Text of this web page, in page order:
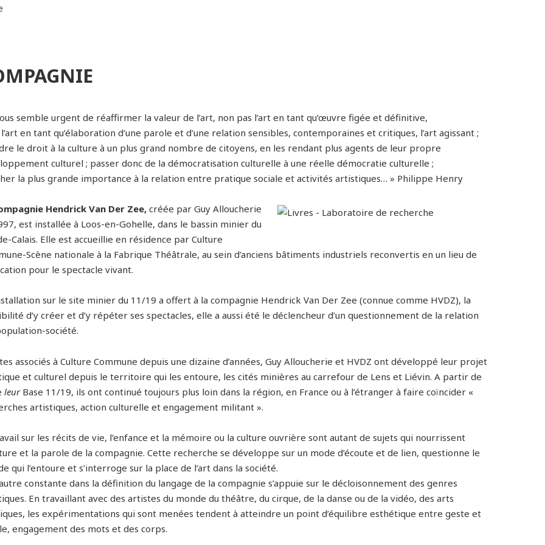
semble urgent de réaffirmer la valeur de l’art, non pas l’art en tant qu’œuvre figée et définitive,
en tant qu’élaboration d’une parole et d’une relation sensibles, contemporaines et critiques, l’art agissant ;
le droit à la culture à un plus grand nombre de citoyens, en les rendant plus agents de leur propre
culturel ; passer donc de la démocratisation culturelle à une réelle démocratie culturelle ;
la plus grande importance à la relation entre pratique sociale et activités artistiques… » Philippe Henry
Hendrick Van Der Zee, créée par Guy Alloucherie
est installée à Loos-en-Gohelle, dans le bassin minier du
Calais. Elle est accueillie en résidence par Culture
Scène nationale à la Fabrique Théâtrale, au sein d’anciens bâtiments industriels reconvertis en un lieu de
pour le spectacle vivant.
sur le site minier du 11/19 a offert à la compagnie Hendrick Van Der Zee (connue comme HVDZ), la
d’y créer et d’y répéter ses spectacles, elle a aussi été le déclencheur d’un questionnement de la relation
société.
associés à Culture Commune depuis une dizaine d’années, Guy Alloucherie et HVDZ ont développé leur projet
et culturel depuis le territoire qui les entoure, les cités minières au carrefour de Lens et Liévin. A partir de
leurBase 11/19, ils ont continué toujours plus loin dans la région, en France ou à l’étranger à faire coïncider «
artistiques, action culturelle et engagement militant ».
sur les récits de vie, l’enfance et la mémoire ou la culture ouvrière sont autant de sujets qui nourrissent
et la parole de la compagnie. Cette recherche se développe sur un mode d’écoute et de lien, questionne le
qui l’entoure et s’interroge sur la place de l’art dans la société.
constante dans la définition du langage de la compagnie s’appuie sur le décloisonnement des genres
En travaillant avec des artistes du monde du théâtre, du cirque, de la danse ou de la vidéo, des arts
les expérimentations qui sont menées tendent à atteindre un point d’équilibre esthétique entre geste et
engagement des mots et des corps.